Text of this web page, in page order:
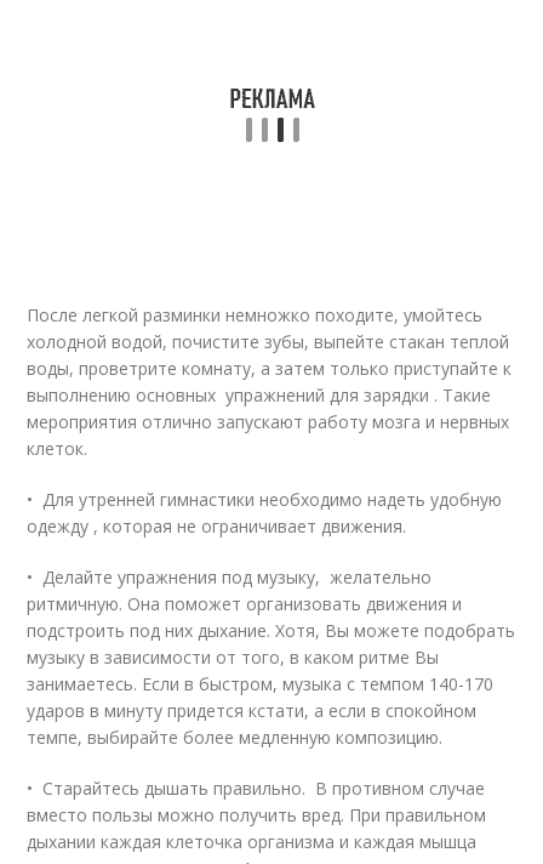
После легкой разминки немножко походите, умойтесь
холодной водой, почистите зубы, выпейте стакан теплой
воды, проветрите комнату, а затем только приступайте к
выполнению основных упражнений для зарядки . Такие
мероприятия отлично запускают работу мозга и нервных
клеток.
• Для утренней гимнастики необходимо надеть удобную
одежду , которая не ограничивает движения.
• Делайте упражнения под музыку, желательно
ритмичную. Она поможет организовать движения и
подстроить под них дыхание. Хотя, Вы можете подобрать
музыку в зависимости от того, в каком ритме Вы
занимаетесь. Если в быстром, музыка с темпом 140-170
ударов в минуту придется кстати, а если в спокойном
темпе, выбирайте более медленную композицию.
• Старайтесь дышать правильно. В противном случае
вместо пользы можно получить вред. При правильном
дыхании каждая клеточка организма и каждая мышца